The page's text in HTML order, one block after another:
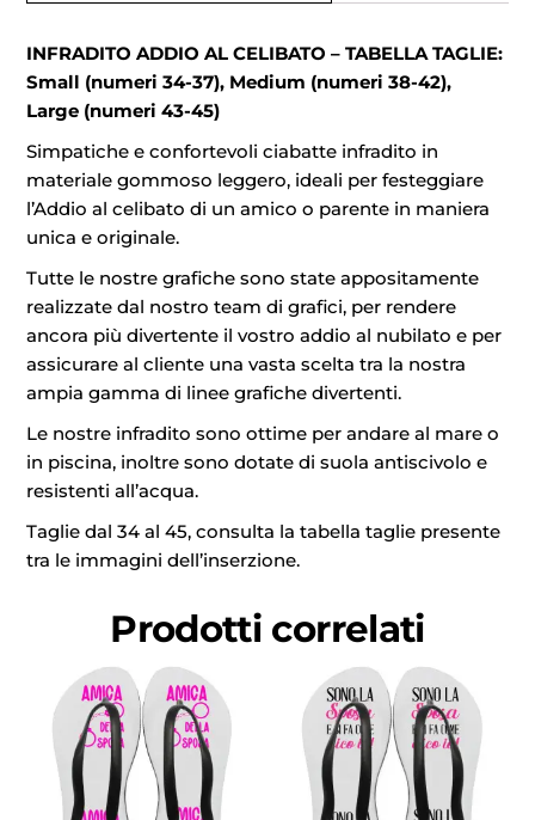
INFRADITO ADDIO AL CELIBATO – TABELLA TAGLIE:
Small (numeri 34-37), Medium (numeri 38-42),
Large (numeri 43-45)
Simpatiche e confortevoli ciabatte infradito in
materiale gommoso leggero, ideali per festeggiare
l’Addio al celibato di un amico o parente in maniera
unica e originale.
Tutte le nostre grafiche sono state appositamente
realizzate dal nostro team di grafici, per rendere
ancora più divertente il vostro addio al nubilato e per
assicurare al cliente una vasta scelta tra la nostra
ampia gamma di linee grafiche divertenti.
Le nostre infradito sono ottime per andare al mare o
in piscina, inoltre sono dotate di suola antiscivolo e
resistenti all’acqua.
Taglie dal 34 al 45, consulta la tabella taglie presente
tra le immagini dell’inserzione.
Prodotti correlati